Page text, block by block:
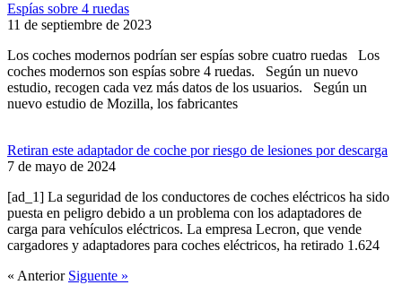
Espías sobre 4 ruedas
11 de septiembre de 2023
Los coches modernos podrían ser espías sobre cuatro ruedas Los
coches modernos son espías sobre 4 ruedas. Según un nuevo
estudio, recogen cada vez más datos de los usuarios. Según un
nuevo estudio de Mozilla, los fabricantes
Retiran este adaptador de coche por riesgo de lesiones por descarga
7 de mayo de 2024
[ad_1] La seguridad de los conductores de coches eléctricos ha sido
puesta en peligro debido a un problema con los adaptadores de
carga para vehículos eléctricos. La empresa Lecron, que vende
cargadores y adaptadores para coches eléctricos, ha retirado 1.624
« Anterior Siguente »